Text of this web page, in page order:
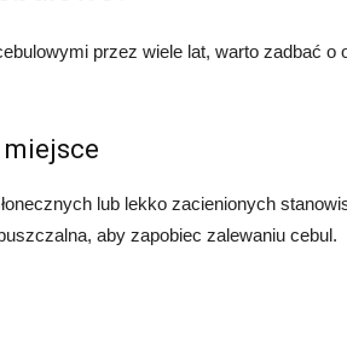
przez wiele lat, warto zadbać o
lub lekko zacienionych
aby zapobiec zalewaniu cebul.